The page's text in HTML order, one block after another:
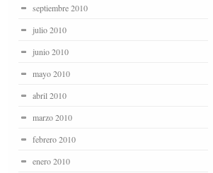
septiembre 2010
julio 2010
junio 2010
mayo 2010
abril 2010
marzo 2010
febrero 2010
enero 2010